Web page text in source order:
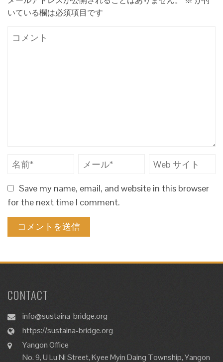
いている欄は必須項目です
Save my name, email, and website in this browser
for the next time I comment.
CONTACT
info@sustaina-bridge.org
https://sustaina-bridge.org
Yangon Office
No. 9, U Lu Ni Street, Kyee Myin Daing Township, Yangon